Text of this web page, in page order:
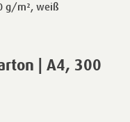
| A4, 300
g/m², weiß